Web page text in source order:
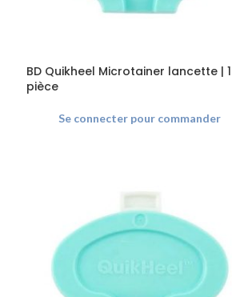
BD Quikheel Microtainer lancette | 1
pièce
Se connecter pour commander